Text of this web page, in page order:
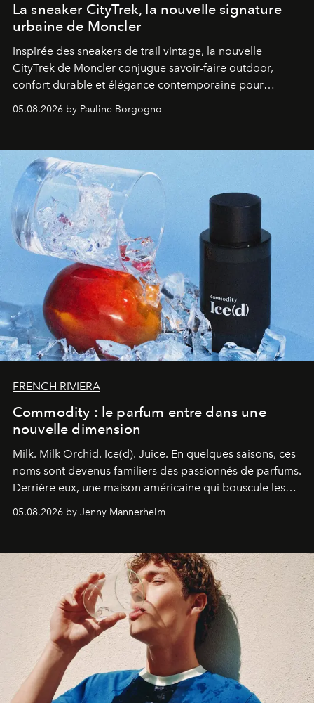
La sneaker CityTrek, la nouvelle signature
urbaine de Moncler
Inspirée des sneakers de trail vintage, la nouvelle
CityTrek de Moncler conjugue savoir-faire outdoor,
confort durable et élégance contemporaine pour
accompagner les explorations du quotidien.
05.08.2026 by Pauline Borgogno
FRENCH RIVIERA
Commodity : le parfum entre dans une
nouvelle dimension
Milk. Milk Orchid. Ice(d). Juice. En quelques saisons, ces
noms sont devenus familiers des passionnés de parfums.
Derrière eux, une maison américaine qui bouscule les
codes de la parfumerie contemporaine en proposant
une approche aussi intuitive que personnelle :
05.08.2026 by Jenny Mannerheim